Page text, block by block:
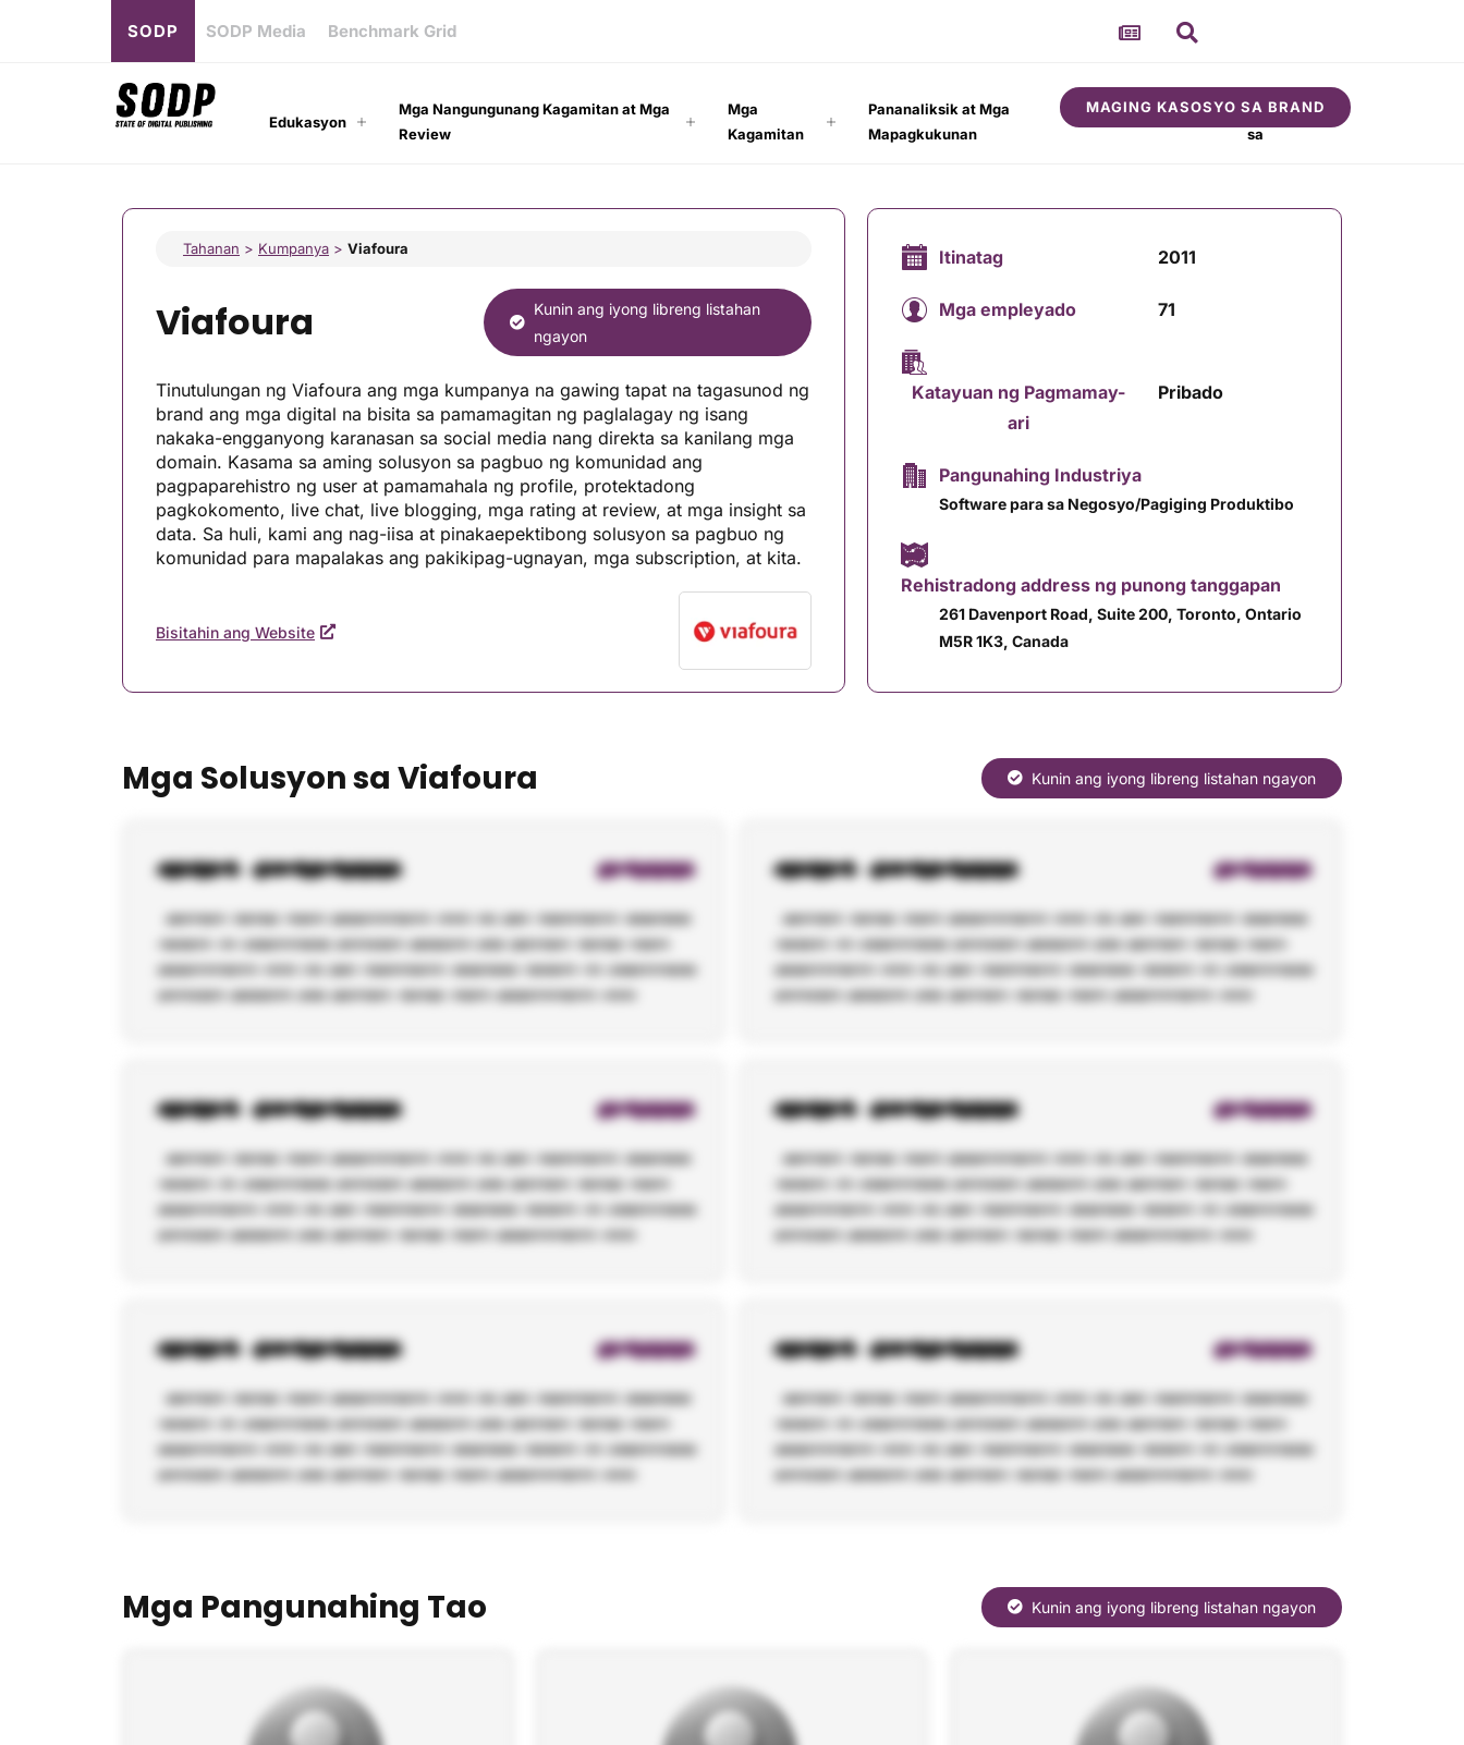
SODP SODP Media Benchmark Grid
Edukasyon
Mga Nangungunang Kagamitan at Mga
Review
Mga
Kagamitan
Pananaliksik at Mga
Mapagkukunan
Tungkol
sa
MAGING KASOSYO SA BRAND
Tahanan > Kumpanya > Viafoura
Viafoura
Kunin ang iyong libreng listahan
ngayon
Tinutulungan ng Viafoura ang mga kumpanya na gawing tapat na tagasunod ng
brand ang mga digital na bisita sa pamamagitan ng paglalagay ng isang
nakaka-engganyong karanasan sa social media nang direkta sa kanilang mga
domain. Kasama sa aming solusyon sa pagbuo ng komunidad ang
pagpaparehistro ng user at pamamahala ng profile, protektadong
pagkokomento, live chat, live blogging, mga rating at review, at mga insight sa
data. Sa huli, kami ang nag-iisa at pinakaepektibong solusyon sa pagbuo ng
komunidad para mapalakas ang pakikipag-ugnayan, mga subscription, at kita.
Bisitahin ang Website
Itinatag 2011
Mga empleyado 71
Katayuan ng Pagmamay-
ari
Pribado
Pangunahing Industriya
Software para sa Negosyo/Pagiging Produktibo
Rehistradong address ng punong tanggapan
261 Davenport Road, Suite 200, Toronto, Ontario
M5R 1K3, Canada
Mga Solusyon sa Viafoura Kunin ang iyong libreng listahan ngayon
Mga Pangunahing Tao Kunin ang iyong libreng listahan ngayon